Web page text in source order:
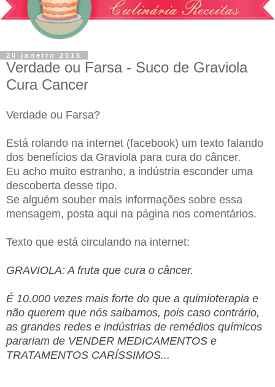
20 janeiro 2015
Verdade ou Farsa - Suco de Graviola
Cura Cancer
Verdade ou Farsa?
Está rolando na internet (facebook) um texto falando
dos benefícios da Graviola para cura do câncer.
Eu acho muito estranho, a indústria esconder uma
descoberta desse tipo.
Se alguém souber mais informações sobre essa
mensagem, posta aqui na página nos comentários.
Texto que está circulando na internet:
GRAVIOLA: A fruta que cura o câncer.
É 10.000 vezes mais forte do que a quimioterapia e
não querem que nós saibamos, pois caso contrário,
as grandes redes e indústrias de remédios químicos
parariam de VENDER MEDICAMENTOS e
TRATAMENTOS CARÍSSIMOS...